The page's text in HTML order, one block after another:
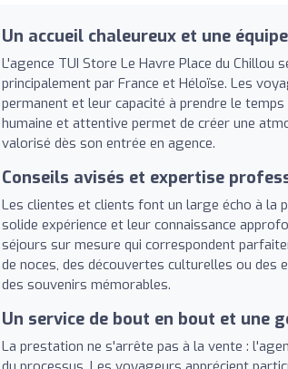
Un accueil chaleureux et une
L'agence TUI Store Le Havre Place du Chillou
principalement par France et Héloïse. Les
permanent et leur capacité à prendre le
humaine et attentive permet de créer une
valorisé dès son entrée en agence.
Conseils avisés et expertise
Les clientes et clients font un large écho à la
solide expérience et leur connaissance
séjours sur mesure qui correspondent
de noces, des découvertes culturelles ou des
des souvenirs mémorables.
Un service de bout en bout et une
La prestation ne s'arrête pas à la vente :